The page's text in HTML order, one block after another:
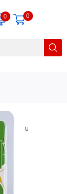
0 0